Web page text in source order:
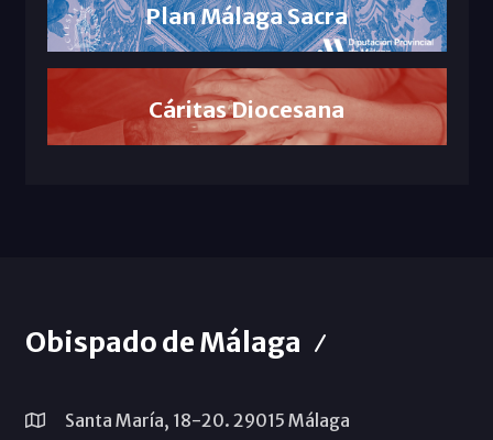
Plan Málaga Sacra
Cáritas Diocesana
Obispado de Málaga
Santa María, 18-20. 29015 Málaga